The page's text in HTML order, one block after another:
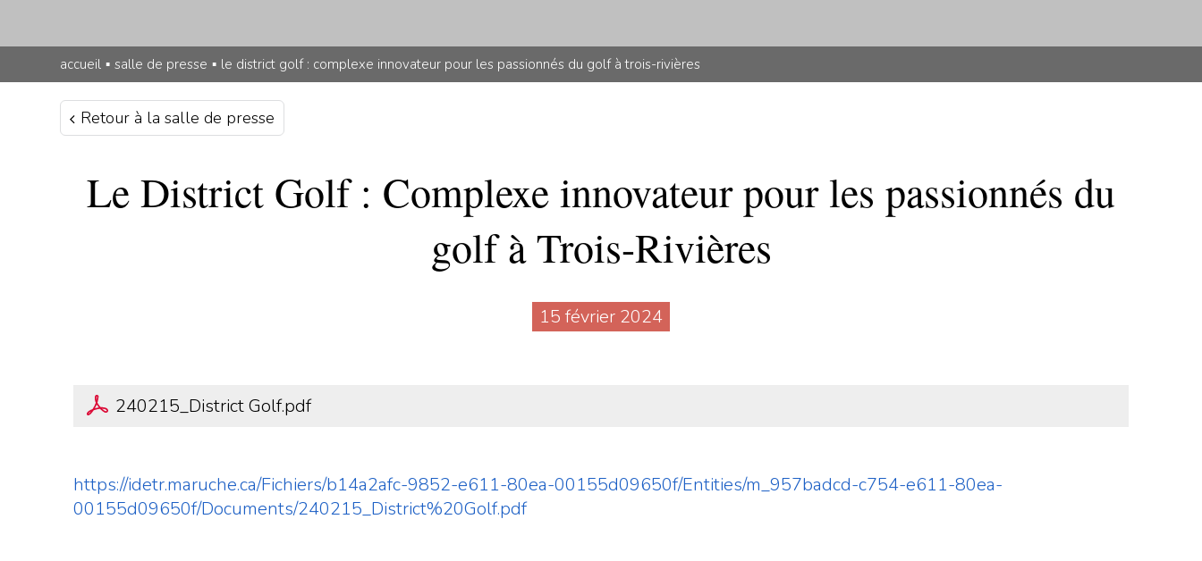
accueil ▪ salle de presse ▪ le district golf : complexe innovateur pour les passionnés du golf à trois-rivières
Retour à la salle de presse
Le District Golf : Complexe innovateur pour les passionnés du
golf à Trois-Rivières
15 février 2024
240215_District Golf.pdf
https://idetr.maruche.ca/Fichiers/b14a2afc-9852-e611-80ea-00155d09650f/Entities/m_957badcd-c754-e611-80ea-
00155d09650f/Documents/240215_District%20Golf.pdf